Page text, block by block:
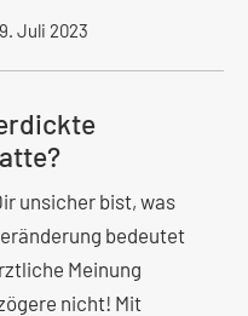
Juli 2023
unsicher bist, was
bedeutet
Meinung
nicht! Mit